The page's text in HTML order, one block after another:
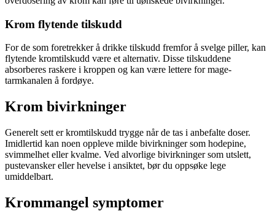
Krom flytende tilskudd
For de som foretrekker å drikke tilskudd fremfor å svelge piller, kan
flytende kromtilskudd være et alternativ. Disse tilskuddene
absorberes raskere i kroppen og kan være lettere for mage-
tarmkanalen å fordøye.
Krom bivirkninger
Generelt sett er kromtilskudd trygge når de tas i anbefalte doser.
Imidlertid kan noen oppleve milde bivirkninger som hodepine,
svimmelhet eller kvalme. Ved alvorlige bivirkninger som utslett,
pustevansker eller hevelse i ansiktet, bør du oppsøke lege
umiddelbart.
Krommangel symptomer